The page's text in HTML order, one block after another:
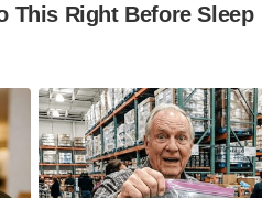
This Right Before Sleep